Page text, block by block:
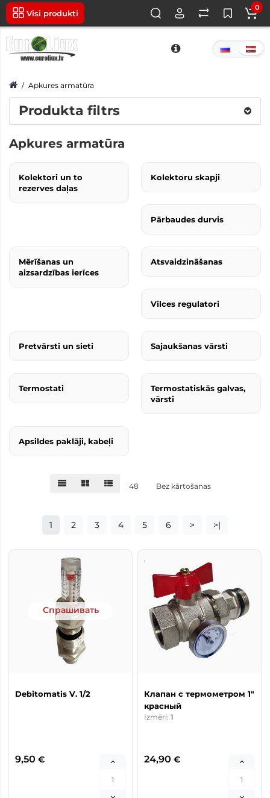
Visi produkti
0
Apkures armatūra
Produkta filtrs
Apkures armatūra
Kolektori un to
rezerves daļas
Kolektoru skapji
Pārbaudes durvis
Mērīšanas un
aizsardzības ierīces
Atsvaidzināšanas
Vilces regulatori
Pretvārsti un sieti Sajaukšanas vārsti
Termostati
Termostatiskās galvas,
vārsti
Apsildes paklāji, kabeļi
48 Bez kārtošanas
1 2 3 4 5 6 > >|
Спрашивать
Debitomatis V. 1/2
9,50 €
Клапан с термометром 1"
красный
Izmēri: 1
24,90 €